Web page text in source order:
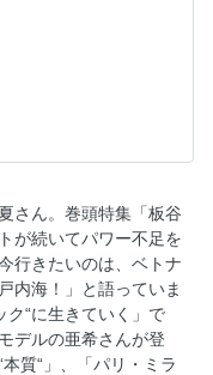
ていく！ 内に秘め
レガンス 中谷美紀
さん。巻頭特集「板谷
が続いてパワー不足を
行きたいのは、ベトナ
内海！」と語っていま
ク“に生きていく」で
デルの亜希さんが登
質“」、「パリ・ミラ